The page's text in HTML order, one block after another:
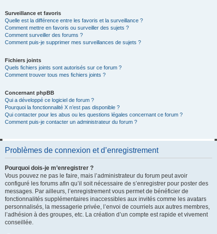
Surveillance et favoris
Quelle est la différence entre les favoris et la surveillance ?
Comment mettre en favoris ou surveiller des sujets ?
Comment surveiller des forums ?
Comment puis-je supprimer mes surveillances de sujets ?
Fichiers joints
Quels fichiers joints sont autorisés sur ce forum ?
Comment trouver tous mes fichiers joints ?
Concernant phpBB
Qui a développé ce logiciel de forum ?
Pourquoi la fonctionnalité X n’est pas disponible ?
Qui contacter pour les abus ou les questions légales concernant ce forum ?
Comment puis-je contacter un administrateur du forum ?
Problèmes de connexion et d’enregistrement
Pourquoi dois-je m’enregistrer ?
Vous pouvez ne pas le faire, mais l’administrateur du forum peut avoir
configuré les forums afin qu’il soit nécessaire de s’enregistrer pour poster des
messages. Par ailleurs, l’enregistrement vous permet de bénéficier de
fonctionnalités supplémentaires inaccessibles aux invités comme les avatars
personnalisés, la messagerie privée, l’envoi de courriels aux autres membres,
l’adhésion à des groupes, etc. La création d’un compte est rapide et vivement
conseillée.